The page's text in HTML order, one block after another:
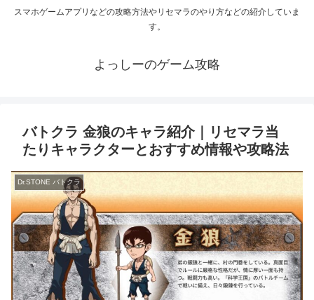
スマホゲームアプリなどの攻略方法やリセマラのやり方などの紹介していま
す。
よっしーのゲーム攻略
バトクラ 金狼のキャラ紹介｜リセマラ当
たりキャラクターとおすすめ情報や攻略法
Dr.STONE バトクラ